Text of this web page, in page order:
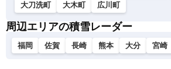
大刀洗町
大木町 広川町
周辺エリアの積雪レーダー
福岡 佐賀 長崎 熊本 大分 宮崎